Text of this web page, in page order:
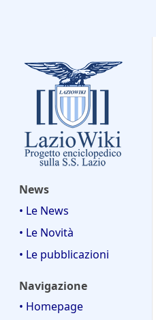
News
• Le News
• Le Novità
• Le pubblicazioni
Navigazione
• Homepage